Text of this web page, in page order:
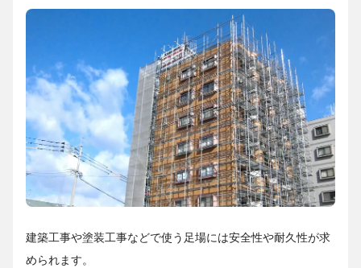
建築工事や塗装工事などで使う足場には安全性や耐久性が求
められます。